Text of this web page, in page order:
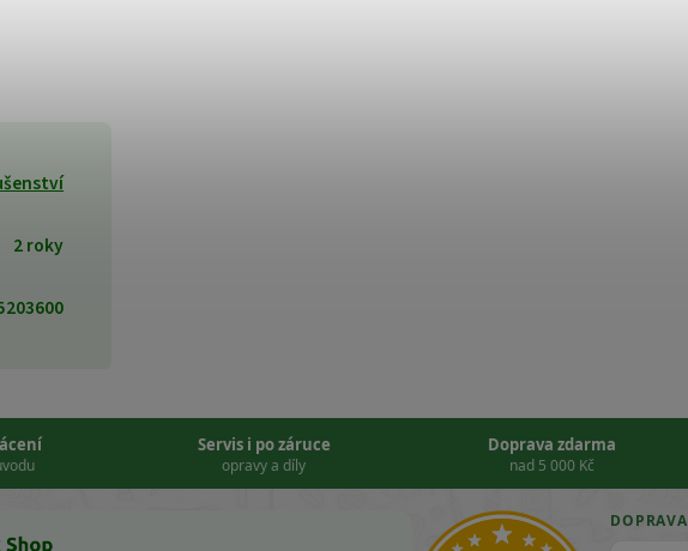
2 roky
Servis i po záruce
opravy a díly
Doprava zdarma
nad 5 000 Kč
DOPRAVA